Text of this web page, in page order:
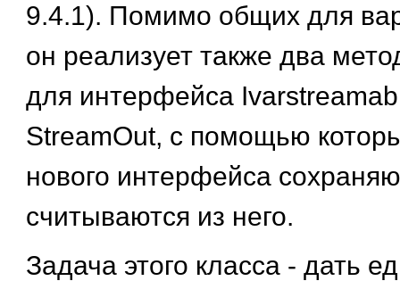
9.4.1). Помимо общих для
он реализует также два
для интерфейса
StreamOut, с помощью
нового интерфейса
считываются из него.
Задача этого класса - дать